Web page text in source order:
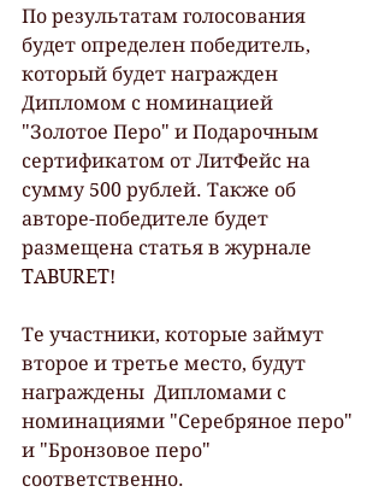
По результатам голосования
будет определен победитель,
который будет награжден
Дипломом с номинацией
"Золотое Перо" и Подарочным
сертификатом от ЛитФейс на
сумму 500 рублей. Также об
авторе-победителе будет
размещена статья в журнале
TABURET!
Те участники, которые займут
второе и третье место, будут
награждены  Дипломами с
номинациями "Серебряное перо"
и "Бронзовое перо"
соответственно.